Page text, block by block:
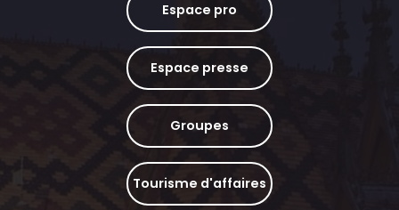
Espace pro
Espace presse
Groupes
Tourisme d'affaires